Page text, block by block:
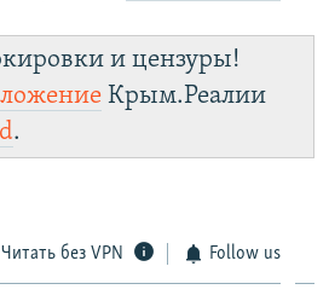
и цензуры!
Крым.Реалии
.
Читать без VPN Follow us